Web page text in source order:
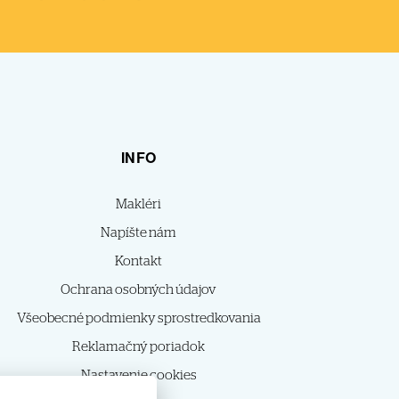
INFO
Makléri
Napíšte nám
Kontakt
Ochrana osobných údajov
Všeobecné podmienky sprostredkovania
Reklamačný poriadok
Nastavenie cookies